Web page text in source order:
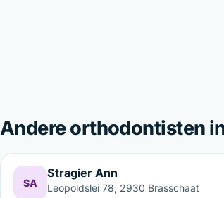
Andere orthodontisten
SA
Stragier Ann
Leopoldslei 78, 2930 Brasschaat